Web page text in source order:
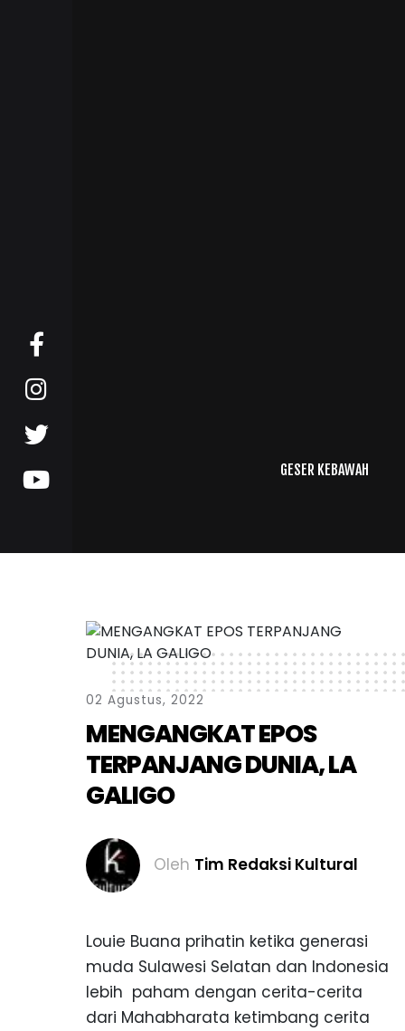
GESER KEBAWAH
02 Agustus, 2022
MENGANGKATEPOS
TERPANJANGDUNIA,LA
GALIGO
Oleh Tim Redaksi Kultural
Louie Buana prihatin ketika generasi
muda Sulawesi Selatan dan Indonesia
lebih paham dengan cerita-cerita
dari Mahabharata ketimbang cerita